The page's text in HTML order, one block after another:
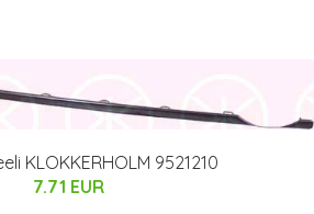
KLOKKERHOLM 9521210
7.71 EUR